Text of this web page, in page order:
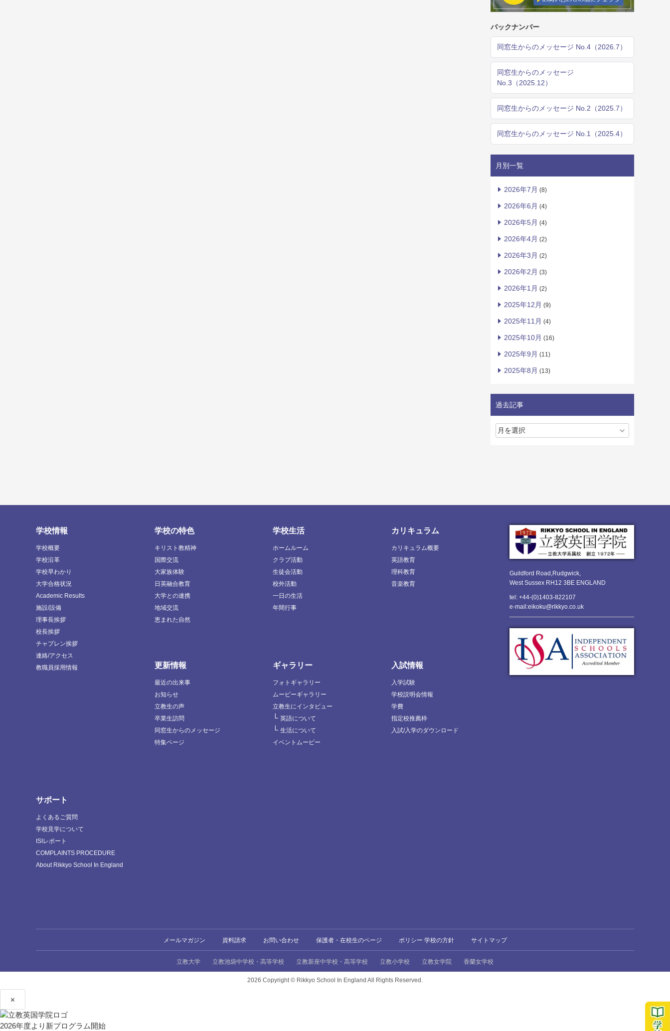
バックナンバー
同窓生からのメッセージ No.4（2026.7）
同窓生からのメッセージ
No.3（2025.12）
同窓生からのメッセージ No.2（2025.7）
同窓生からのメッセージ No.1（2025.4）
月別一覧
2026年7月 (8)
2026年6月 (4)
2026年5月 (4)
2026年4月 (2)
2026年3月 (2)
2026年2月 (3)
2026年1月 (2)
2025年12月 (9)
2025年11月 (4)
2025年10月 (16)
2025年9月 (11)
2025年8月 (13)
過去記事
Guildford Road,Rudgwick,
West Sussex RH12 3BE ENGLAND
tel: +44-(0)1403-822107
e-mail:eikoku@rikkyo.co.uk
学校情報
学校概要
学校沿革
学校早わかり
大学合格状況
Academic Results
施設/設備
理事長挨拶
校長挨拶
チャプレン挨拶
連絡/アクセス
教職員採用情報
学校の特色
キリスト教精神
国際交流
大家族体験
日英融合教育
大学との連携
地域交流
恵まれた自然
学校生活
ホームルーム
クラブ活動
生徒会活動
校外活動
一日の生活
年間行事
カリキュラム
カリキュラム概要
英語教育
理科教育
音楽教育
更新情報
最近の出来事
お知らせ
立教生の声
卒業生訪問
同窓生からのメッセージ
特集ページ
ギャラリー
フォトギャラリー
ムービーギャラリー
立教生にインタビュー
└ 英語について
└ 生活について
イベントムービー
入試情報
入学試験
学校説明会情報
学費
指定校推薦枠
入試/入学のダウンロード
サポート
よくあるご質問
学校見学について
ISIレポート
COMPLAINTS PROCEDURE
About Rikkyo School In England
メールマガジン 資料請求 お問い合わせ 保護者・在校生のページ ポリシー 学校の方針 サイトマップ
立教大学 立教池袋中学校・高等学校 立教新座中学校・高等学校 立教小学校 立教女学院 香蘭女学校
2026 Copyright © Rikkyo School In England All Rights Reserved.
×
2026年度より新プログラム開始